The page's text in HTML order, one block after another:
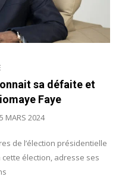
sa défaite et
Faye
MARS 2024
de l’élection présidentielle
élection, adresse ses